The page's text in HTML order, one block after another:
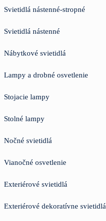
Svietidlá nástenné-stropné
Svietidlá nástenné
Nábytkové svietidlá
Lampy a drobné osvetlenie
Stojacie lampy
Stolné lampy
Nočné svietidlá
Vianočné osvetlenie
Exteriérové svietidlá
Exteriérové dekoratívne svietidlá